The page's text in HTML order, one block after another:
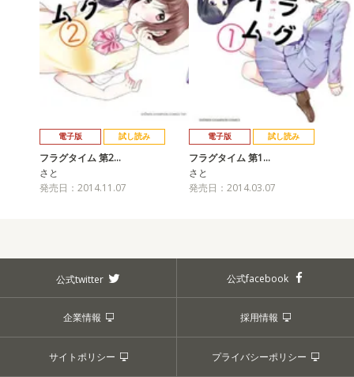
電子版 試し読み
フラグタイム 第2…
さと
発売日：2014.11.07
電子版 試し読み
フラグタイム 第1…
さと
発売日：2014.03.07
公式twitter 公式facebook
企業情報 採用情報
サイトポリシー プライバシーポリシー